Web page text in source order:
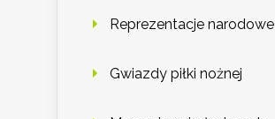
Reprezentacje narodowe
Gwiazdy piłki nożnej